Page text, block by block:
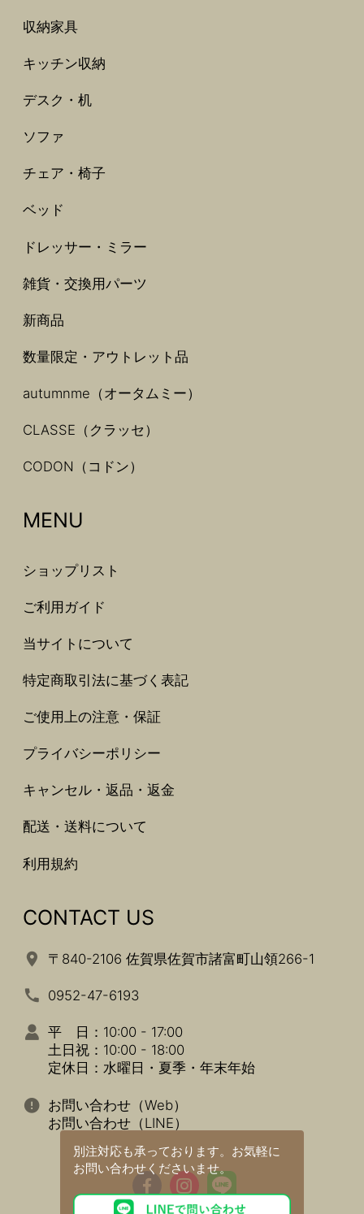
別注対応も承っております。 お気軽に
お問い合わせくださいませ。
収納家具
キッチン収納
デスク・机
ソファ
チェア・椅子
ベッド
ドレッサー・ミラー
雑貨・交換用パーツ
新商品
数量限定・アウトレット品
autumnme（オータムミー）
CLASSE（クラッセ）
CODON（コドン）
MENU
ショップリスト
ご利用ガイド
当サイトについて
特定商取引法に基づく表記
ご使用上の注意・保証
プライバシーポリシー
キャンセル・返品・返金
配送・送料について
利用規約
CONTACT US
〒840-2106 佐賀県佐賀市諸富町山領266-1
0952-47-6193
平 日：10:00 - 17:00
土日祝：10:00 - 18:00
定休日：水曜日・夏季・年末年始
お問い合わせ（Web）
お問い合わせ（LINE）